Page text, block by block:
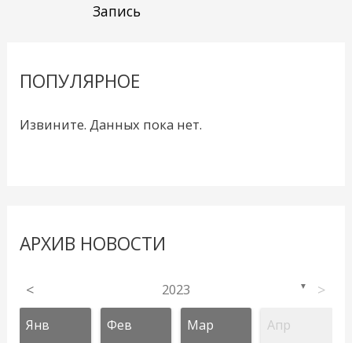
Запись
ПОПУЛЯРНОЕ
Извините. Данных пока нет.
АРХИВ НОВОСТИ
< 2023 ▼ >
Янв Фев Мар Апр